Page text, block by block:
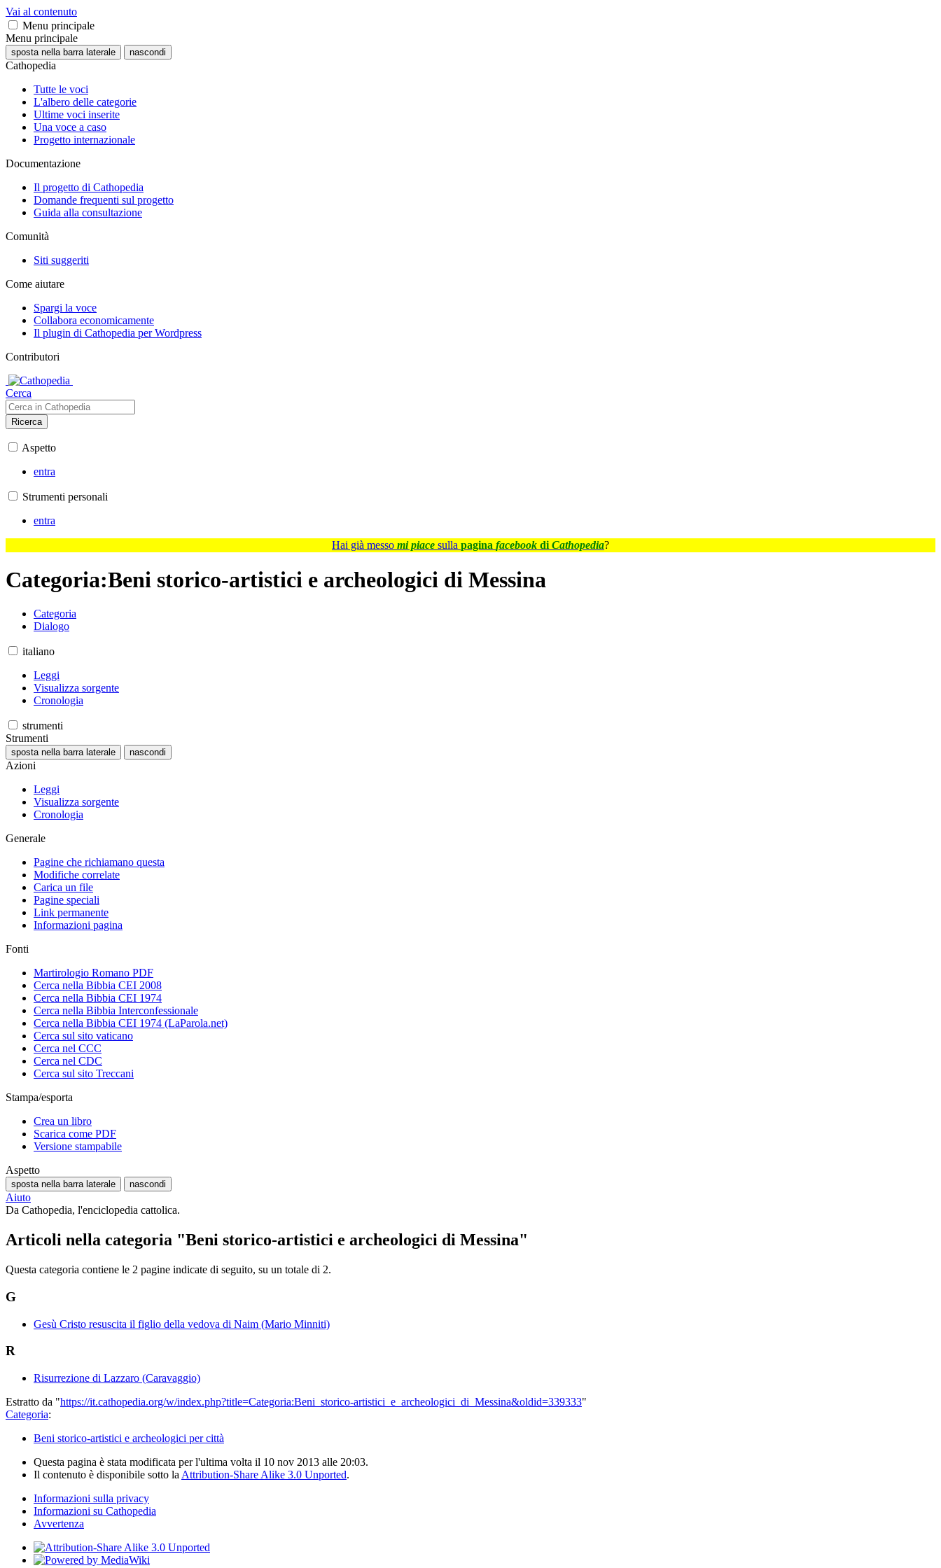
Vai al contenuto
Menu principale
Menu principale
sposta nella barra laterale nascondi
Cathopedia
Tutte le voci
L'albero delle categorie
Ultime voci inserite
Una voce a caso
Progetto internazionale
Documentazione
Il progetto di Cathopedia
Domande frequenti sul progetto
Guida alla consultazione
Comunità
Siti suggeriti
Come aiutare
Spargi la voce
Collabora economicamente
Il plugin di Cathopedia per Wordpress
Contributori
Cerca
Ricerca
Aspetto
entra
Strumenti personali
entra
Hai già messo mi piace sulla pagina facebook di Cathopedia?
Categoria:Beni storico-artistici e archeologici di Messina
Categoria
Dialogo
italiano
Leggi
Visualizza sorgente
Cronologia
strumenti
Strumenti
sposta nella barra laterale nascondi
Azioni
Leggi
Visualizza sorgente
Cronologia
Generale
Pagine che richiamano questa
Modifiche correlate
Carica un file
Pagine speciali
Link permanente
Informazioni pagina
Fonti
Martirologio Romano PDF
Cerca nella Bibbia CEI 2008
Cerca nella Bibbia CEI 1974
Cerca nella Bibbia Interconfessionale
Cerca nella Bibbia CEI 1974 (LaParola.net)
Cerca sul sito vaticano
Cerca nel CCC
Cerca nel CDC
Cerca sul sito Treccani
Stampa/esporta
Crea un libro
Scarica come PDF
Versione stampabile
Aspetto
sposta nella barra laterale nascondi
Aiuto
Da Cathopedia, l'enciclopedia cattolica.
Articoli nella categoria "Beni storico-artistici e archeologici di Messina"
Questa categoria contiene le 2 pagine indicate di seguito, su un totale di 2.
G
Gesù Cristo resuscita il figlio della vedova di Naim (Mario Minniti)
R
Risurrezione di Lazzaro (Caravaggio)
Estratto da "https://it.cathopedia.org/w/index.php?title=Categoria:Beni_storico-artistici_e_archeologici_di_Messina&oldid=339333"
Categoria:
Beni storico-artistici e archeologici per città
Questa pagina è stata modificata per l'ultima volta il 10 nov 2013 alle 20:03.
Il contenuto è disponibile sotto la Attribution-Share Alike 3.0 Unported.
Informazioni sulla privacy
Informazioni su Cathopedia
Avvertenza